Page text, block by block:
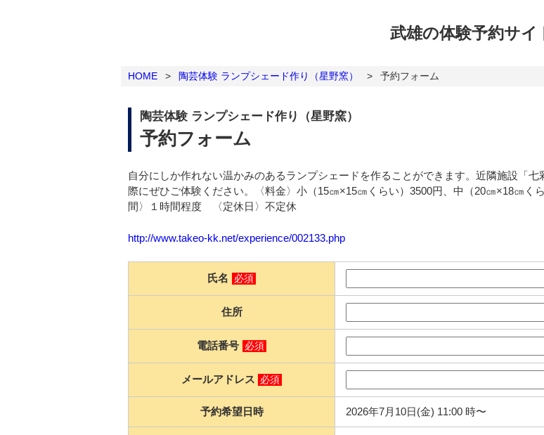
武雄の体験予約サイ
HOME > 陶芸体験 ランプシェード作り（星野窯） > 予約フォーム
陶芸体験 ランプシェード作り（星野窯）
予約フォーム
自分にしか作れない温かみのあるランプシェードを作ることができます。近隣施設「
際にぜひご体験ください。〈料金〉小（15㎝×15㎝くらい）3500円、中（20㎝×18㎝く
間〉１時間程度 〈定休日〉不定休
http://www.takeo-kk.net/experience/002133.php
氏名 必須
住所
電話番号 必須
メールアドレス 必須
予約希望日時 2026年7月10日(金) 11:00 時〜